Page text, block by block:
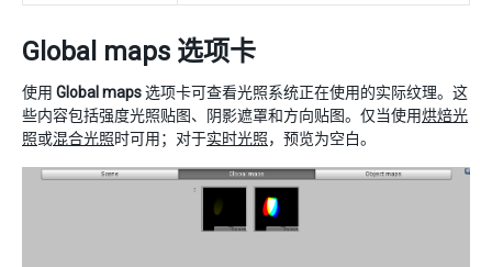
Global maps 选项卡
使用 Global maps选项卡可查看光照系统正在使用的实际纹理。这
些内容包括强度光照贴图、阴影遮罩和方向贴图。仅当使用烘焙光
照或混合光照时可用；对于实时光照，预览为空白。